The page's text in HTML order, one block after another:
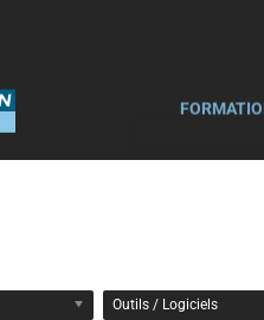
Outils / Logiciels